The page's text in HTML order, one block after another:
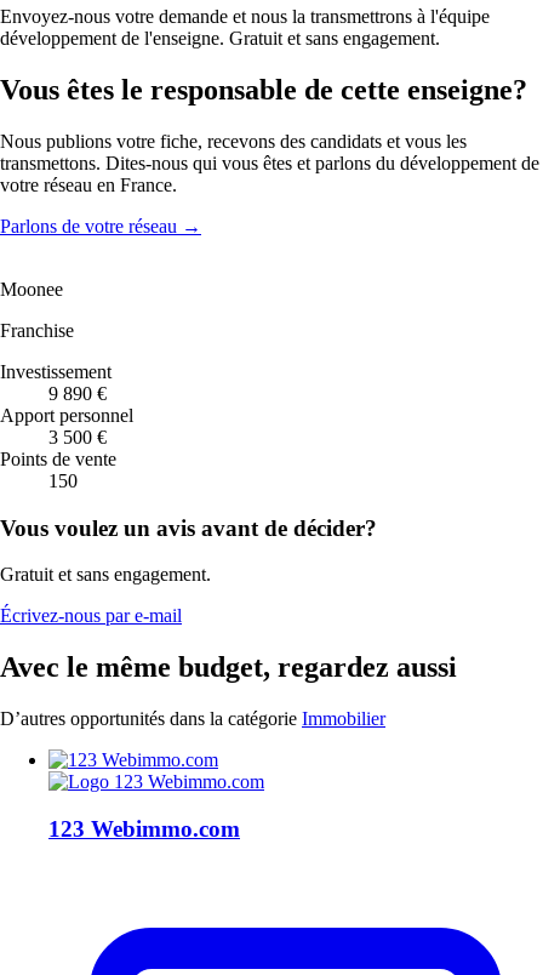
Envoyez-nous votre demande et nous la transmettrons à l'équipe
développement de l'enseigne. Gratuit et sans engagement.
Vous êtes le responsable de cette enseigne?
Nous publions votre fiche, recevons des candidats et vous les
transmettons. Dites-nous qui vous êtes et parlons du développement de
votre réseau en France.
Parlons de votre réseau →
Moonee
Franchise
Investissement
9 890 €
Apport personnel
3 500 €
Points de vente
150
Vous voulez un avis avant de décider?
Gratuit et sans engagement.
Écrivez-nous par e-mail
Avec le même budget, regardez aussi
D’autres opportunités dans la catégorie Immobilier
123 Webimmo.com